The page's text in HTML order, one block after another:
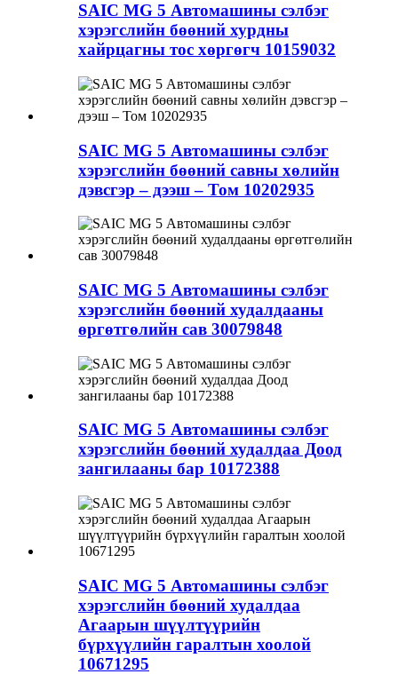
SAIC MG 5 Автомашины сэлбэг
хэрэгслийн бөөний хурдны
хайрцагны тос хөргөгч 10159032
SAIC MG 5 Автомашины сэлбэг
хэрэгслийн бөөний савны хөлийн
дэвсгэр – дээш – Том 10202935
SAIC MG 5 Автомашины сэлбэг
хэрэгслийн бөөний худалдааны
өргөтгөлийн сав 30079848
SAIC MG 5 Автомашины сэлбэг
хэрэгслийн бөөний худалдаа Доод
зангилааны бар 10172388
SAIC MG 5 Автомашины сэлбэг
хэрэгслийн бөөний худалдаа
Агаарын шүүлтүүрийн
бүрхүүлийн гаралтын хоолой
10671295